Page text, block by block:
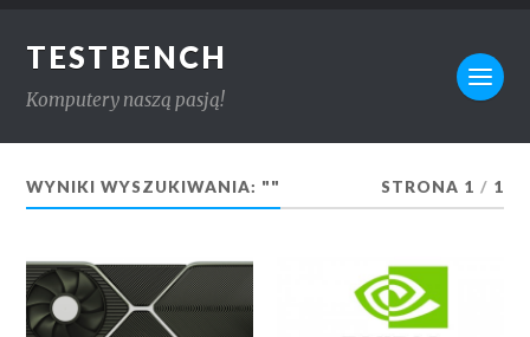
TESTBENCH
Komputery naszą pasją!
WYNIKI WYSZUKIWANIA: "" STRONA 1 / 1